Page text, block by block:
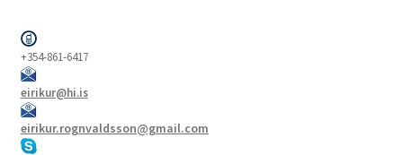
+354-861-6417
eirikur@hi.is
eirikur.rognvaldsson@gmail.com